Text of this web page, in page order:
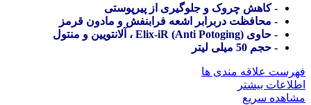
- کاهش چروک و جلوگیری از پیرپوستی
- محافظت دربرابر اشعه فرابنفش و مادون قرمز
- حاوی (Anti Potoging) Elix-iR ، آلانتویین و منتول
- حجم 50 میلی لیتر
فهرست علاقه مندی ها
اطلاعات بیشتر
مشاهده سریع